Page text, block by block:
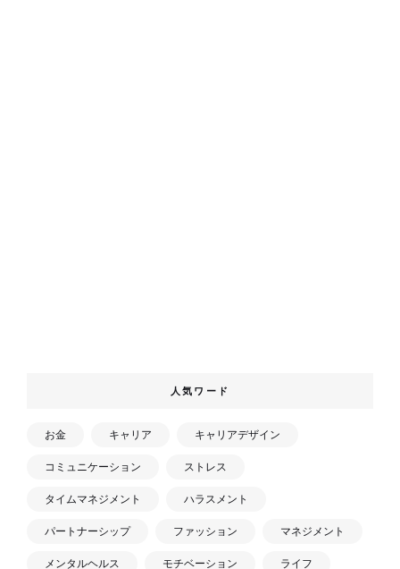
人気ワード
お金 キャリア キャリアデザイン
コミュニケーション ストレス
タイムマネジメント ハラスメント
パートナーシップ ファッション マネジメント
メンタルヘルス モチベーション ライフ